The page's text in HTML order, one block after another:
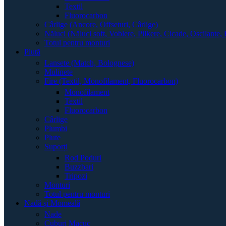
Textil
Fluorocarbon
Cârlige (Ancore, Offseturi, Cârlige)
Năluci (Năluci soft, Voblere, Pilkere, Cicade, Oscilante,
Totul pentru monturi
Plută
Lansete (Match, Bolognese)
Mulinete
Fire (Textil, Monofilament, Fluorocarbon)
Monofilament
Textil
Fluorocarbon
Cârlige
Plumbi
Plute
Suporți
Rod Poduri
Buzzbari
Tripozi
Monturi
Totul pentru monturi
Nadă și Momeală
Nade
Cuburi Macuc